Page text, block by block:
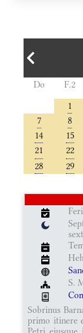
Do F.2
1
7
8
14
15
21
22
28
29
S.
Sobrinus
primo itinere